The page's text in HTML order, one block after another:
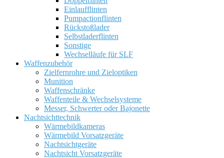
Einlaufflinten
Pumpactionflinten
Rückstoßlader
Selbstladerflinten
Sonstige
Wechselläufe für SLF
Waffenzubehör
Zielfernrohre und Zieloptiken
Munition
Waffenschränke
Waffenteile & Wechselsysteme
Messer, Schwerter oder Bajonette
Nachtsichttechnik
Wärmebildkameras
Wärmebild Vorsatzgeräte
Nachtsichtgeräte
Nachtsicht Vorsatzgeräte